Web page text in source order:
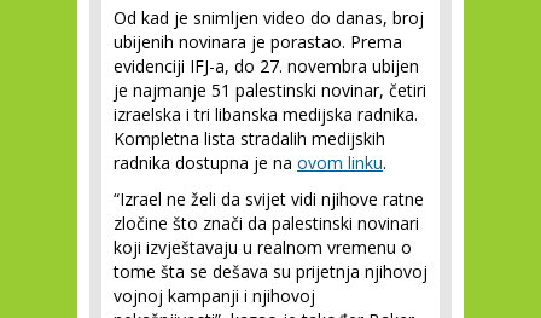
Od kad je snimljen video do danas, broj
ubijenih novinara je porastao. Prema
evidenciji IFJ-a, do 27. novembra ubijen
je najmanje 51 palestinski novinar, četiri
izraelska i tri libanska medijska radnika.
Kompletna lista stradalih medijskih
radnika dostupna je na ovom linku.
“Izrael ne želi da svijet vidi njihove ratne
zločine što znači da palestinski novinari
koji izvještavaju u realnom vremenu o
tome šta se dešava su prijetnja njihovoj
vojnoj kampanji i njihovoj